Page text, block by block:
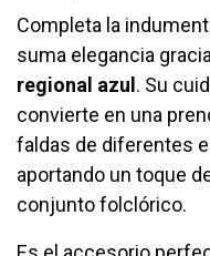
Completa la
suma elegancia
regional azul . Su
convierte en una
faldas de diferentes
aportando un toque
conjunto folclórico.